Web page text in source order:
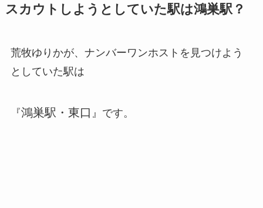
スカウトしようとしていた駅は鴻巣駅？
荒牧ゆりかが、ナンバーワンホストを見つけよう
としていた駅は
『鴻巣駅・東口 』です。